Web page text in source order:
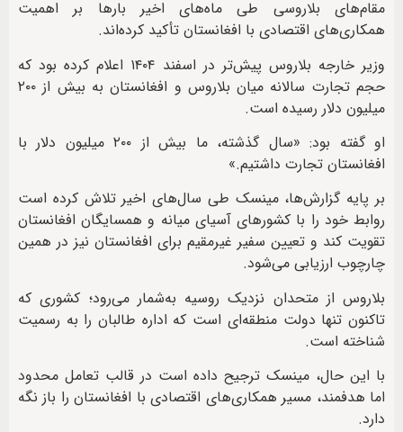
مقام‌های بلاروسی طی ماه‌های اخیر بارها بر اهمیت
همکاری‌های اقتصادی با افغانستان تأکید کرده‌اند.
وزیر خارجه بلاروس پیش‌تر در اسفند ۱۴۰۴ اعلام کرده بود که
حجم تجارت سالانه میان بلاروس و افغانستان به بیش از ۲۰۰
میلیون دلار رسیده است.
او گفته بود: «سال گذشته، ما بیش از ۲۰۰ میلیون دلار با
افغانستان تجارت داشتیم.»
بر پایه گزارش‌ها، مینسک طی سال‌های اخیر تلاش کرده است
روابط خود را با کشورهای آسیای میانه و همسایگان افغانستان
تقویت کند و تعیین سفیر غیرمقیم برای افغانستان نیز در همین
چارچوب ارزیابی می‌شود.
بلاروس از متحدان نزدیک روسیه به‌شمار می‌رود؛ کشوری که
تاکنون تنها دولت منطقه‌ای است که اداره طالبان را به رسمیت
شناخته است.
با این حال، مینسک ترجیح داده است در قالب تعامل محدود
اما هدفمند، مسیر همکاری‌های اقتصادی با افغانستان را باز نگه
دارد.